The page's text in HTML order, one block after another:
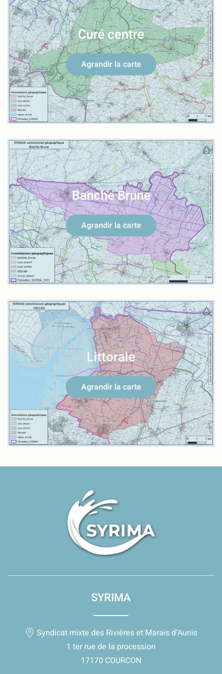
Curé centre
Agrandir la carte
Banche Brune
Agrandir la carte
Littorale
Agrandir la carte
SYRIMA
Syndicat mixte des Rivières et Marais d’Aunis
1 ter rue de la procession
17170 COURCON